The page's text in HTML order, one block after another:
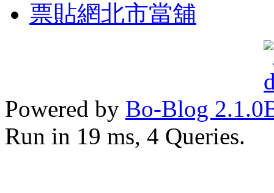
票貼網北市當舖
Powered by Bo-Blog 2.1.0
Run in 19 ms, 4 Queries.